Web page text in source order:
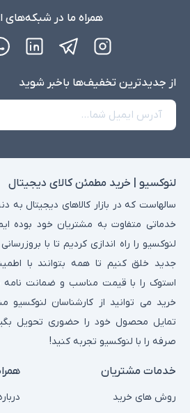
همراه ما در شبکه‌های
از جدید‌ترین تخفیف‌ها با‌خبر شوید
لنوکسیو | خرید مطمئن کالای دیجیتال
سالهاست که در بازار کالاهای دیجیتال به
خدماتی متفاوت به مشتریان خود بوده
لنوکسیو را راه اندازی کردیم تا با
جدید خلق کنیم تا همه بتوانند با
استوک را با قیمت مناسب و ضمانت نامه
خرید می توانید از کارشناسان لنوکسیو
تمایل محصول خود را حضوری تحویل
صرفه را با لنوکسیو تجربه کنید!
خدمات مشتریان
روش های خرید